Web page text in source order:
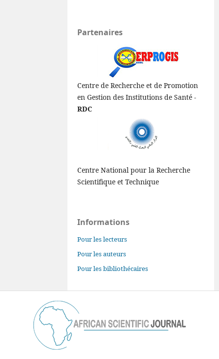
Partenaires
Centre de Recherche et de Promotion
en Gestion des Institutions de Santé -
RDC
Centre National pour la Recherche
Scientifique et Technique
Informations
Pour les lecteurs
Pour les auteurs
Pour les bibliothécaires